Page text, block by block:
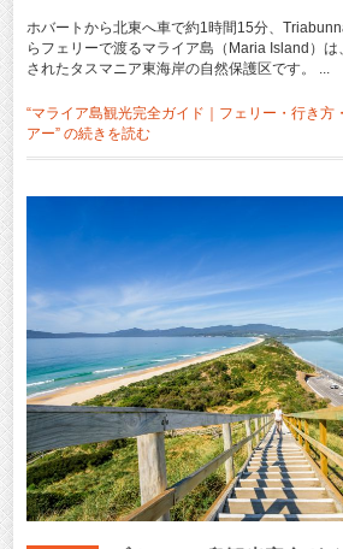
ホバートから北東へ車で約1時間15分、
らフェリーで渡るマライア島（Maria Island）
されたタスマニア東海岸の自然保護区です。 ...
“マライア島観光完全ガイド｜フェリー・行き方
アー” の続きを読む